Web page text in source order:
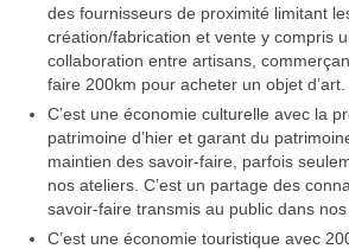
des fournisseurs de proximité limitant
création/fabrication et vente y compris
collaboration entre artisans,
faire 200km pour acheter un objet d’art.
C’est une économie culturelle avec la
patrimoine d’hier et garant du
maintien des savoir-faire, parfois
nos ateliers. C’est un partage des
savoir-faire transmis au public dans
C’est une économie touristique avec